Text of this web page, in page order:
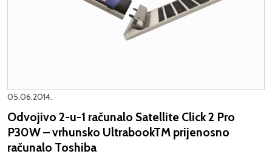
05.06.2014.
Odvojivo 2-u-1 računalo Satellite Click 2 Pro
P30W – vrhunsko UltrabookTM prijenosno
računalo Toshiba